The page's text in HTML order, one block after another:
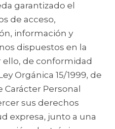
garantizado el
de acceso,
información y
dispuestos en la
ello, de conformidad
Orgánica 15/1999, de
Personal
sus derechos
expresa, junto a una